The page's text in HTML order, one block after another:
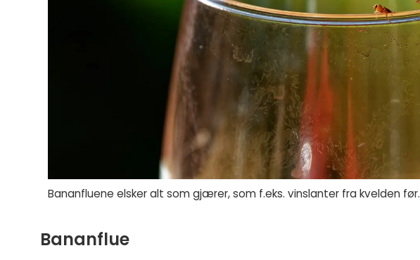
Bananfluene elsker alt som gjærer, som f.eks. vinslanter fra kvelden før.
Bananflue